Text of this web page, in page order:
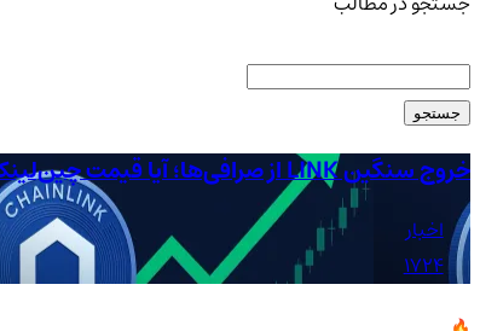
جستجو
خروج سنگین LINK از صرافی‌ها؛ آیا قیمت چین‌لینک آماده جهش است؟
اخبار
1724